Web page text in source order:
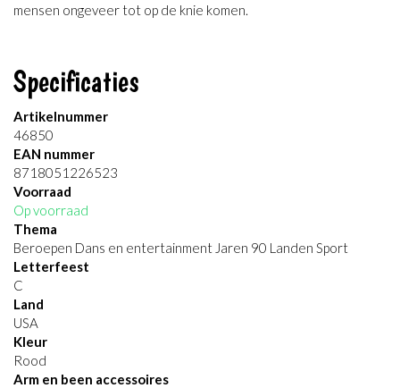
mensen ongeveer tot op de knie komen.
Specificaties
Artikelnummer
46850
EAN nummer
8718051226523
Voorraad
Op voorraad
Thema
Beroepen Dans en entertainment Jaren 90 Landen Sport
Letterfeest
C
Land
USA
Kleur
Rood
Arm en been accessoires